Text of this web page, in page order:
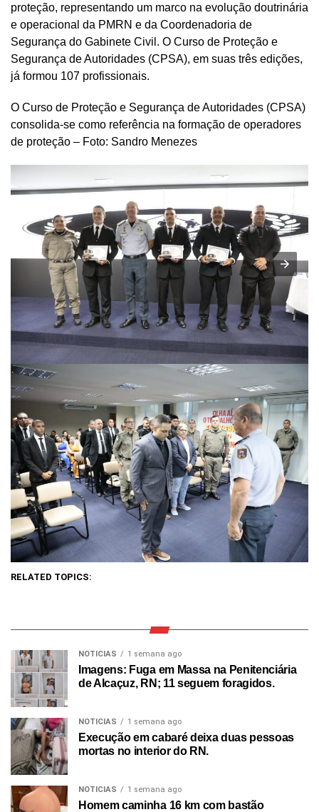
proteção, representando um marco na evolução doutrinária
e operacional da PMRN e da Coordenadoria de
Segurança do Gabinete Civil. O Curso de Proteção e
Segurança de Autoridades (CPSA), em suas três edições,
já formou 107 profissionais.
O Curso de Proteção e Segurança de Autoridades (CPSA)
consolida-se como referência na formação de operadores
de proteção – Foto: Sandro Menezes
RELATED TOPICS:
NOTICIAS 1 semana ago
Imagens: Fuga em Massa na Penitenciária
de Alcaçuz, RN; 11 seguem foragidos.
NOTICIAS 1 semana ago
Execução em cabaré deixa duas pessoas
mortas no interior do RN.
NOTICIAS 1 semana ago
Homem caminha 16 km com bastão